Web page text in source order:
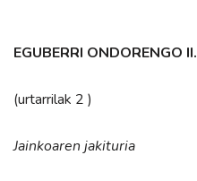
EGUBERRI ONDORENGO
(urtarrilak 2 )
Jainkoaren jakituria